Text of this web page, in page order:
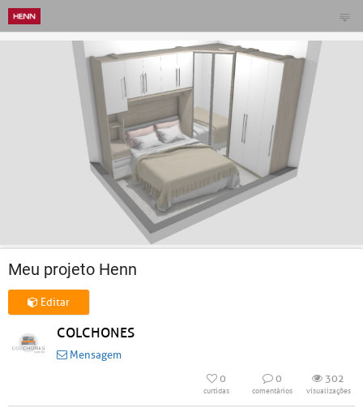
Meu projeto Henn
Editar
COLCHONES
Mensagem
0
curtidas
0
comentários
302
visualizações